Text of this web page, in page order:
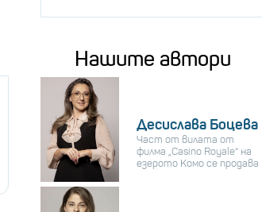
Нашите автори
Десислава Боцева
Част от вилата от
филма „Casino Royale“ на
езерото Комо се продава